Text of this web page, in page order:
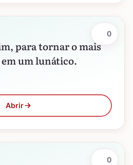
para tornar o mais
um lunático.
Abrir
0
0